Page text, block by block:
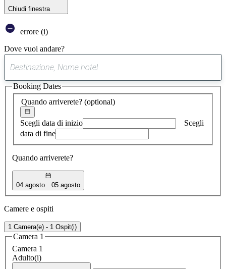
Chiudi finestra
errore (i)
Dove vuoi andare?
suggerimento
trovato
Quando arriverete? (optional)
Scegli data di inizio
Scegli
data di fine
Quando arriverete?
04 agosto 05 agosto
Booking Dates
Camere e ospiti
1 Camera(e) - 1 Ospit(i)
Camera 1
Camera 1
Adulto(i)